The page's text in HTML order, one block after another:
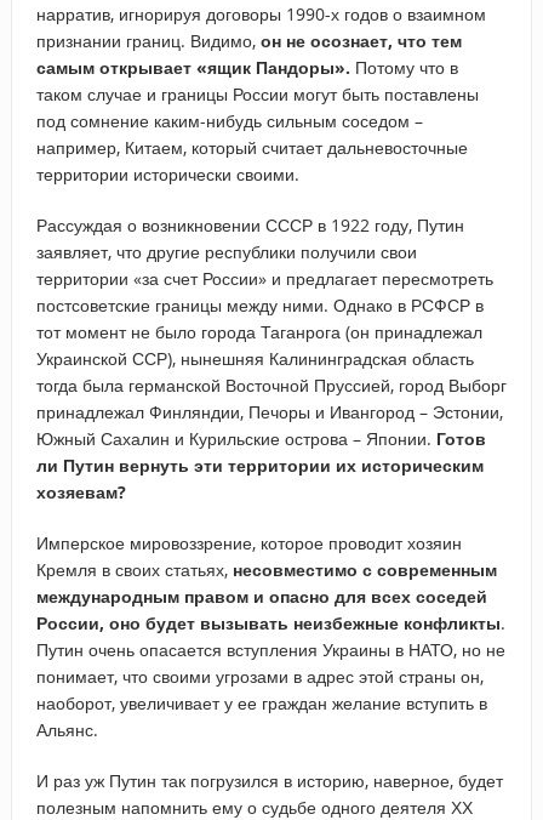
нарратив, игнорируя договоры 1990-х годов о взаимном
признании границ. Видимо, он не осознает, что тем
самым открывает «ящик Пандоры». Потому что в
таком случае и границы России могут быть поставлены
под сомнение каким-нибудь сильным соседом –
например, Китаем, который считает дальневосточные
территории исторически своими.
Рассуждая о возникновении СССР в 1922 году, Путин
заявляет, что другие республики получили свои
территории «за счет России» и предлагает пересмотреть
постсоветские границы между ними. Однако в РСФСР в
тот момент не было города Таганрога (он принадлежал
Украинской ССР), нынешняя Калининградская область
тогда была германской Восточной Пруссией, город Выборг
принадлежал Финляндии, Печоры и Ивангород – Эстонии,
Южный Сахалин и Курильские острова – Японии. Готов
ли Путин вернуть эти территории их историческим
хозяевам?
Имперское мировоззрение, которое проводит хозяин
Кремля в своих статьях, несовместимо с современным
международным правом и опасно для всех соседей
России, оно будет вызывать неизбежные конфликты.
Путин очень опасается вступления Украины в НАТО, но не
понимает, что своими угрозами в адрес этой страны он,
наоборот, увеличивает у ее граждан желание вступить в
Альянс.
И раз уж Путин так погрузился в историю, наверное, будет
полезным напомнить ему о судьбе одного деятеля ХХ